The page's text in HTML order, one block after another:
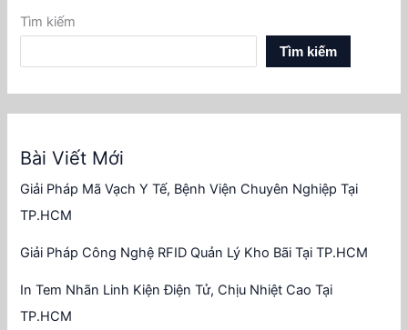
Tìm kiếm
Tìm kiếm
Bài Viết Mới
Giải Pháp Mã Vạch Y Tế, Bệnh Viện Chuyên Nghiệp Tại
TP.HCM
Giải Pháp Công Nghệ RFID Quản Lý Kho Bãi Tại TP.HCM
In Tem Nhãn Linh Kiện Điện Tử, Chịu Nhiệt Cao Tại
TP.HCM